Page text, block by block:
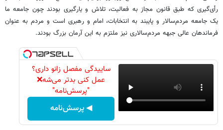
رأی‌گیری که طبق قانون مجاز به فعالیت، تلاش و یارگیری بودند چون جامعه ما
یک جامعه مردم‌سالار و پایبند به انتخابات، امام و رهبری است و مردم به عنوان
فرماندهان عالی جبهه مردم‌سالاری نیز ملتزم به این آرمان بزرگ بودند.
ساییدگی مفصل زانو داری؟
عمل کنی بدتر می‌شه❌
"پرسش‌نامه"
◀ پرسش‌نامه